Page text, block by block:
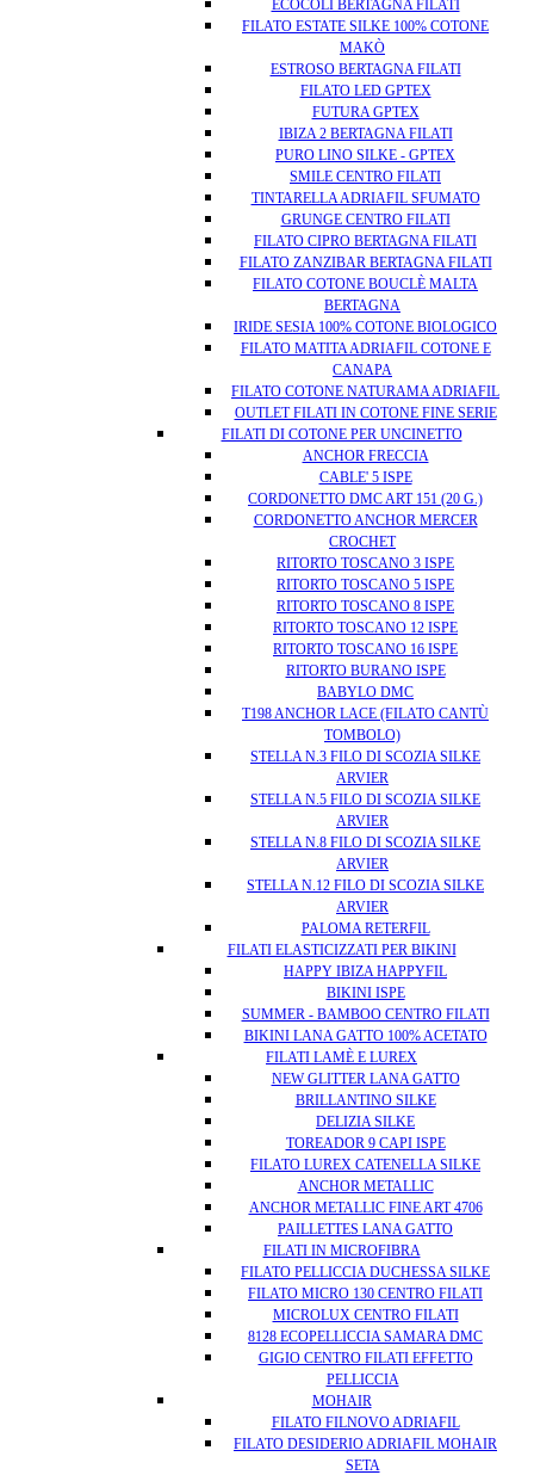
ECOCOLÌ BERTAGNA FILATI
FILATO ESTATE SILKE 100% COTONE
MAKÒ
ESTROSO BERTAGNA FILATI
FILATO LED GPTEX
FUTURA GPTEX
IBIZA 2 BERTAGNA FILATI
PURO LINO SILKE - GPTEX
SMILE CENTRO FILATI
TINTARELLA ADRIAFIL SFUMATO
GRUNGE CENTRO FILATI
FILATO CIPRO BERTAGNA FILATI
FILATO ZANZIBAR BERTAGNA FILATI
FILATO COTONE BOUCLÈ MALTA
BERTAGNA
IRIDE SESIA 100% COTONE BIOLOGICO
FILATO MATITA ADRIAFIL COTONE E
CANAPA
FILATO COTONE NATURAMA ADRIAFIL
OUTLET FILATI IN COTONE FINE SERIE
FILATI DI COTONE PER UNCINETTO
ANCHOR FRECCIA
CABLE' 5 ISPE
CORDONETTO DMC ART 151 (20 G.)
CORDONETTO ANCHOR MERCER
CROCHET
RITORTO TOSCANO 3 ISPE
RITORTO TOSCANO 5 ISPE
RITORTO TOSCANO 8 ISPE
RITORTO TOSCANO 12 ISPE
RITORTO TOSCANO 16 ISPE
RITORTO BURANO ISPE
BABYLO DMC
T198 ANCHOR LACE (FILATO CANTÙ
TOMBOLO)
STELLA N.3 FILO DI SCOZIA SILKE
ARVIER
STELLA N.5 FILO DI SCOZIA SILKE
ARVIER
STELLA N.8 FILO DI SCOZIA SILKE
ARVIER
STELLA N.12 FILO DI SCOZIA SILKE
ARVIER
PALOMA RETERFIL
FILATI ELASTICIZZATI PER BIKINI
HAPPY IBIZA HAPPYFIL
BIKINI ISPE
SUMMER - BAMBOO CENTRO FILATI
BIKINI LANA GATTO 100% ACETATO
FILATI LAMÈ E LUREX
NEW GLITTER LANA GATTO
BRILLANTINO SILKE
DELIZIA SILKE
TOREADOR 9 CAPI ISPE
FILATO LUREX CATENELLA SILKE
ANCHOR METALLIC
ANCHOR METALLIC FINE ART 4706
PAILLETTES LANA GATTO
FILATI IN MICROFIBRA
FILATO PELLICCIA DUCHESSA SILKE
FILATO MICRO 130 CENTRO FILATI
MICROLUX CENTRO FILATI
8128 ECOPELLICCIA SAMARA DMC
GIGIO CENTRO FILATI EFFETTO
PELLICCIA
MOHAIR
FILATO FILNOVO ADRIAFIL
FILATO DESIDERIO ADRIAFIL MOHAIR
SETA